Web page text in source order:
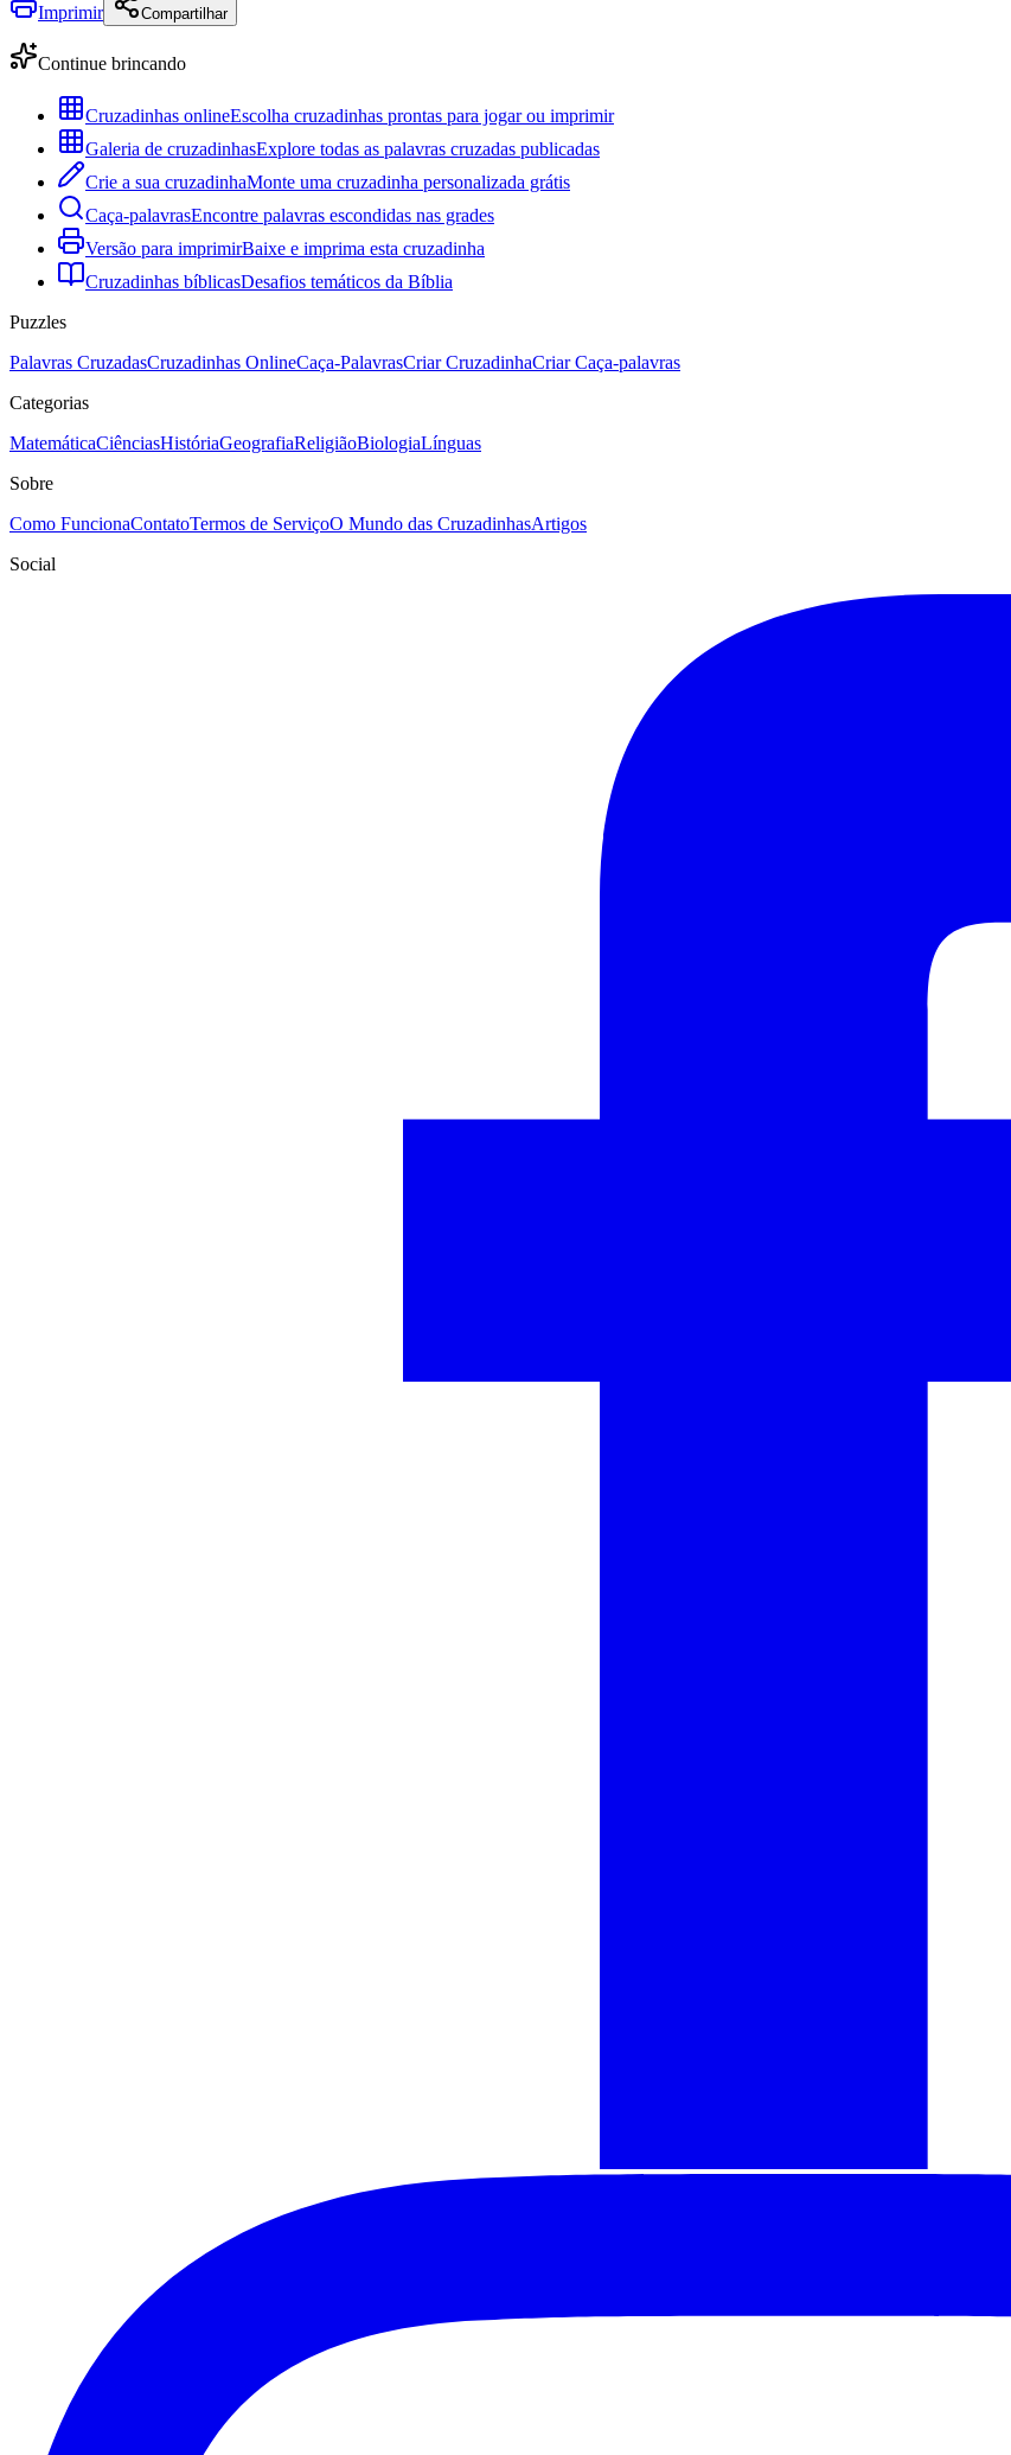
Imprimir Compartilhar
Continue brincando
Cruzadinhas onlineEscolha cruzadinhas prontas para jogar ou imprimir
Galeria de cruzadinhasExplore todas as palavras cruzadas publicadas
Crie a sua cruzadinhaMonte uma cruzadinha personalizada grátis
Caça-palavrasEncontre palavras escondidas nas grades
Versão para imprimirBaixe e imprima esta cruzadinha
Cruzadinhas bíblicasDesafios temáticos da Bíblia
Puzzles
Palavras CruzadasCruzadinhas OnlineCaça-PalavrasCriar CruzadinhaCriar Caça-palavras
Categorias
MatemáticaCiênciasHistóriaGeografiaReligiãoBiologiaLínguas
Sobre
Como FuncionaContatoTermos de ServiçoO Mundo das CruzadinhasArtigos
Social